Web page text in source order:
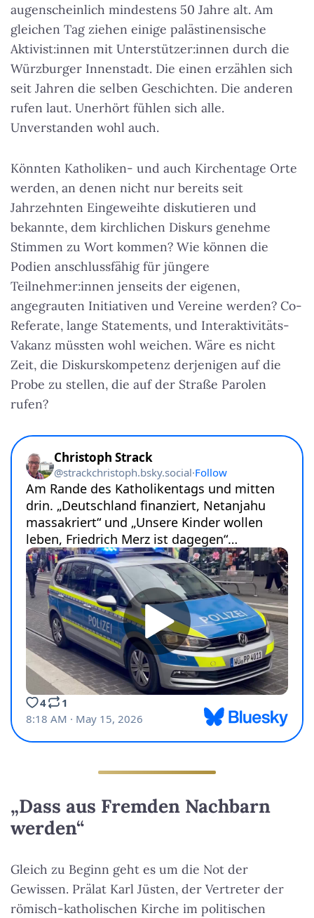
augenscheinlich mindestens 50 Jahre alt. Am
gleichen Tag ziehen einige palästinensische
Aktivist:innen mit Unterstützer:innen durch die
Würzburger Innenstadt. Die einen erzählen sich
seit Jahren die selben Geschichten. Die anderen
rufen laut. Unerhört fühlen sich alle.
Unverstanden wohl auch.
Könnten Katholiken- und auch Kirchentage Orte
werden, an denen nicht nur bereits seit
Jahrzehnten Eingeweihte diskutieren und
bekannte, dem kirchlichen Diskurs genehme
Stimmen zu Wort kommen? Wie können die
Podien anschlussfähig für jüngere
Teilnehmer:innen jenseits der eigenen,
angegrauten Initiativen und Vereine werden? Co-
Referate, lange Statements, und Interaktivitäts-
Vakanz müssten wohl weichen. Wäre es nicht
Zeit, die Diskurskompetenz derjenigen auf die
Probe zu stellen, die auf der Straße Parolen
rufen?
„Dass aus Fremden Nachbarn
werden“
Gleich zu Beginn geht es um die Not der
Gewissen. Prälat Karl Jüsten, der Vertreter der
römisch-katholischen Kirche im politischen